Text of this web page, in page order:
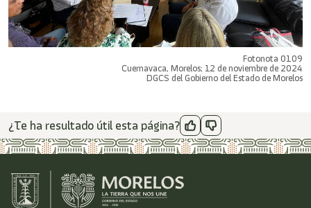
Fotonota 0109
Cuernavaca, Morelos; 12 de noviembre de 2024
DGCS del Gobierno del Estado de Morelos
¿Te ha resultado útil esta página?